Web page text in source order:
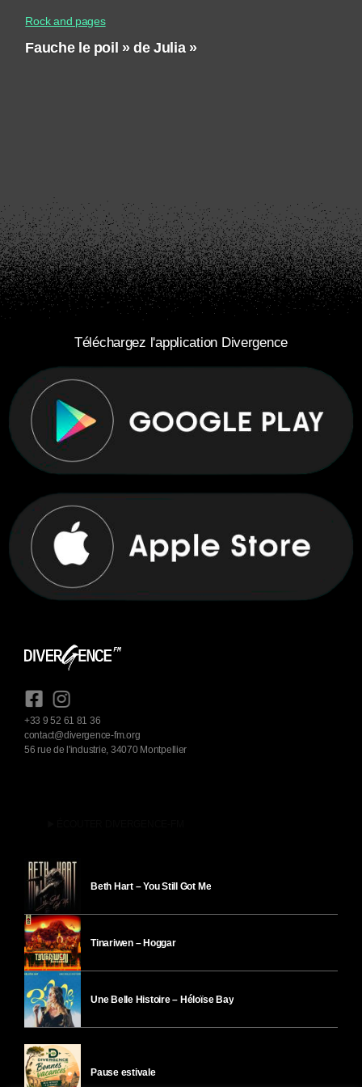
Rock and pages
Fauche le poil » de Julia »
Téléchargez l'application Divergence
+33 9 52 61 81 36
contact@divergence-fm.org
56 rue de l'industrie, 34070 Montpellier
Beth Hart – You Still Got Me
Tinariwen – Hoggar
Une Belle Histoire – Héloïse Bay
Pause estivale